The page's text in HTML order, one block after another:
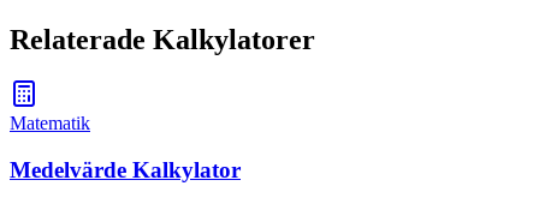
Relaterade Kalkylatorer
Matematik
Medelvärde Kalkylator